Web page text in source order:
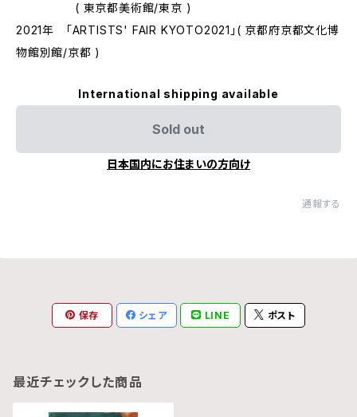
( 東京都美術館/東京 )
2021年 「ARTISTS' FAIR KYOTO2021」( 京都府京都文化博
物館別館/京都 )
International shipping available
Sold out
日本国内にお住まいの方向け
通報する
保存 シェア LINE ポスト
最近チェックした商品